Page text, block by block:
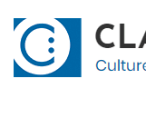
To
Content